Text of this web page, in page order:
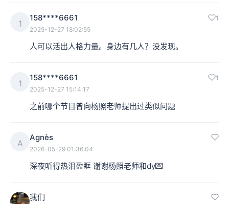
1
158****6661 1
2025-12-27 18:02:55
人可以活出人格力量。身边有几人？没发现。
1
158****6661 1
2025-12-27 15:14:17
之前哪个节目曾向杨照老师提出过类似问题
A
Agnès
2026-05-29 01:36:04
深夜听得热泪盈眶 谢谢杨照老师和dy💌
我们